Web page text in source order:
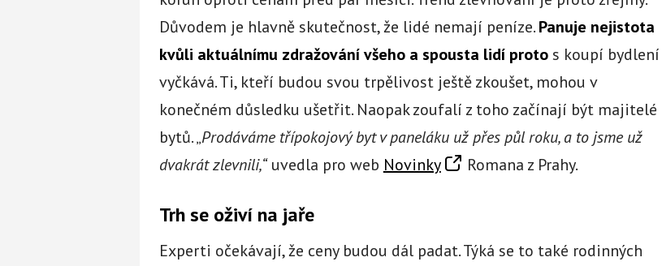
Důvodem je hlavně skutečnost, že lidé nemají peníze.Panuje nejistota
kvůli aktuálnímu zdražování všeho a spousta lidí protos koupí bydlení
vyčkává. Ti, kteří budou svou trpělivost ještě zkoušet, mohou v
konečném důsledku ušetřit. Naopak zoufalí z toho začínají být majitelé
bytů. „Prodáváme třípokojový byt v paneláku už přes půl roku, a to jsme už
dvakrát zlevnili,“uvedla pro web Novinky Romana z Prahy.
Trh se oživí na jaře
Experti očekávají, že ceny budou dál padat. Týká se to také rodinných